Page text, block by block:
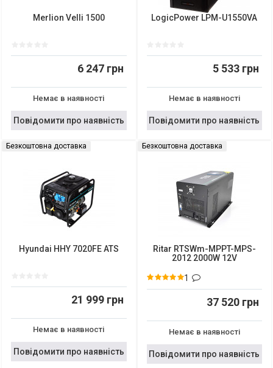
Merlion Velli 1500
6 247 грн
Немає в наявності
Повідомити про наявність
LogicPower LPM-U1550VA
5 533 грн
Немає в наявності
Повідомити про наявність
Безкоштовна доставка
Hyundai HHY 7020FE ATS
21 999 грн
Немає в наявності
Повідомити про наявність
Безкоштовна доставка
Ritar RTSWm-MPPT-MPS-
2012 2000W 12V
1
37 520 грн
Немає в наявності
Повідомити про наявність